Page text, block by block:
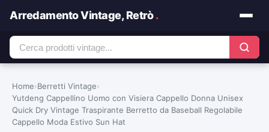
Arredamento Vintage, Retrò.
Home›Berretti Vintage›
Yutdeng Cappellino Uomo con Visiera Cappello Donna Unisex
Quick Dry Vintage Traspirante Berretto da Baseball Regolabile
Cappello Moda Estivo Sun Hat